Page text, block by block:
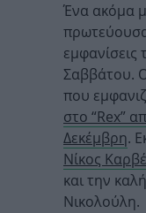
Ένα ακόμα
Σαββάτου.
που
στο “Rex”
Δεκέμβρη.
Νίκος
και την
Νικολούλη.